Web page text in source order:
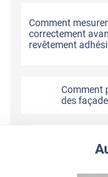
Comment
correctement
revêtement
Comment
des